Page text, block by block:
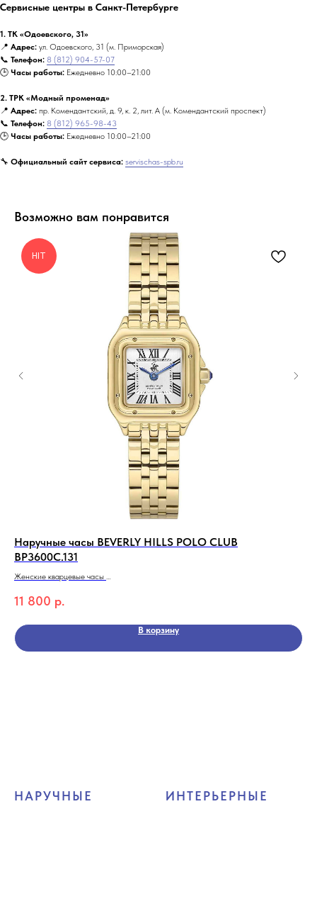
Сервисные центры в Санкт-Петербурге
1. ТК «Одоевского, 31»
📍 Адрес: ул. Одоевского, 31 (м. Приморская)
📞 Телефон: 8 (812) 904-57-07
🕒 Часы работы: Ежедневно 10:00–21:00
2. ТРК «Модный променад»
📍 Адрес: пр. Комендантский, д. 9, к. 2, лит. А (м. Комендантский проспект)
📞 Телефон: 8 (812) 965-98-43
🕒 Часы работы: Ежедневно 10:00–21:00
🔧 Официальный сайт сервиса: servischas-spb.ru
Возможно вам понравится
HIT
Наручные часы BEVERLY HILLS POLO CLUB
BP3600C.131
Женские кварцевые часы
Коллекция Best seller ladies
11 800 р.
В корзину
НАРУЧНЫЕ ИНТЕРЬЕРНЫЕ